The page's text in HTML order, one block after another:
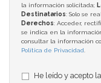
la información solicitada;
Destinatarios: Solo se
Derechos: Acceder,
se indica en la
consultar la información
Política de Privacidad
He leído y acepto la